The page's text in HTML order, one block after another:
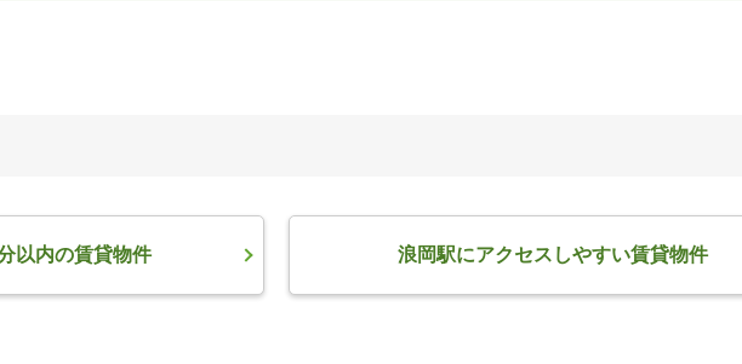
以内の賃貸物件 浪岡駅にアクセスしやすい賃貸物件